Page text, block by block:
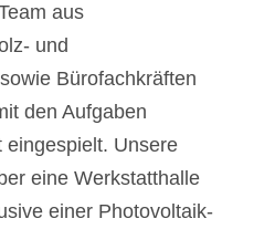
aus
und
Bürofachkräften
den Aufgaben
eingespielt. Unsere
eine Werkstatthalle
einer Photovoltaik-